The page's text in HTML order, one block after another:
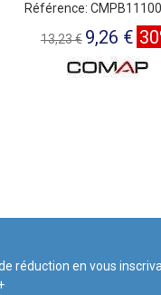
Référence:
13,23 € 9,26 €
réduction en vous